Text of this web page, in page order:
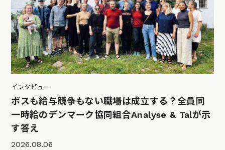
インタビュー
ボスも給与競争もない職場は成立する？全員同
一時給のデンマーク協同組合Analyse & Talが示
す答え
2026.08.06